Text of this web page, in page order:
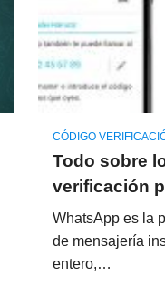
CÓDIGO
Todo sobre
verificación
WhatsApp es la
de mensajería
entero,…